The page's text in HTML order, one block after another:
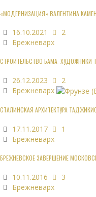
«МОДЕРНИЗАЦИЯ» ВАЛЕНТИНА
16.10.2021
2
Брежневарх
СТРОИТЕЛЬСТВО БАМА: ХУДОЖНИКИ
26.12.2023
2
Брежневарх
СТАЛИНСКАЯ АРХИТЕКТУРА
17.11.2017
1
Брежневарх
БРЕЖНЕВСКОЕ ЗАВЕРШЕНИЕ
10.11.2016
3
Брежневарх